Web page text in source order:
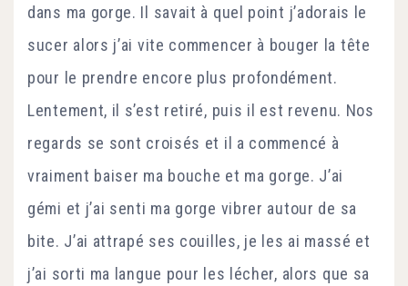
dans ma gorge. Il savait à quel point j’adorais le
sucer alors j’ai vite commencer à bouger la tête
pour le prendre encore plus profondément.
Lentement, il s’est retiré, puis il est revenu. Nos
regards se sont croisés et il a commencé à
vraiment baiser ma bouche et ma gorge. J’ai
gémi et j’ai senti ma gorge vibrer autour de sa
bite. J’ai attrapé ses couilles, je les ai massé et
j’ai sorti ma langue pour les lécher, alors que sa